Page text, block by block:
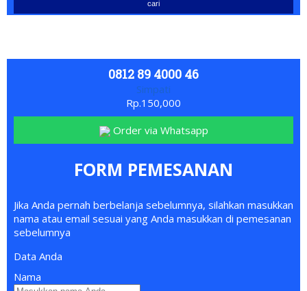
0812 89 4000 46
Simpati
Rp.150,000
Order via Whatsapp
FORM PEMESANAN
Jika Anda pernah berbelanja sebelumnya, silahkan masukkan
nama atau email sesuai yang Anda masukkan di pemesanan
sebelumnya
Data Anda
Nama